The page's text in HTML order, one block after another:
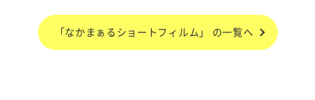
「なかまぁるショートフィルム」 の一覧へ